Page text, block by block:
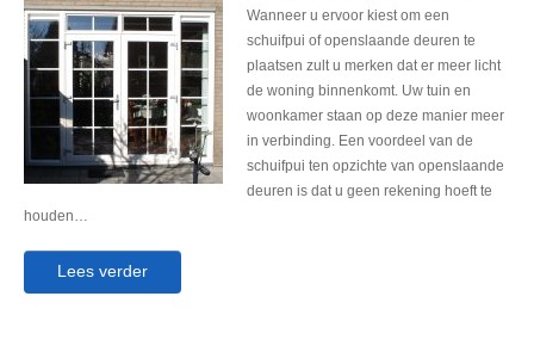
Wanneer u ervoor kiest om een
schuifpui of openslaande deuren te
plaatsen zult u merken dat er meer licht
de woning binnenkomt. Uw tuin en
woonkamer staan op deze manier meer
in verbinding. Een voordeel van de
schuifpui ten opzichte van openslaande
deuren is dat u geen rekening hoeft te
houden…
Lees verder